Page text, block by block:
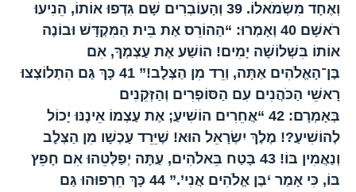
וְאֶחָד מִשְֹמֹאלוֹ. 39 וְהָעוֹבְרִים שָׁם גִּדְפוּ אוֹתוֹ, הֵנִיעוּ
רֹאשָׁם 40 וְאָמְרוּ: “הַהוֹרֵס אֶת בֵּית הַמִּקְדָּשׁ וּבוֹנֶה
אוֹתוֹ בִּשְׁלוֹשָׁה יָמִים! הוֹשַׁע אֶת עַצְמְךָ, אִם
בֶּן־הָאֱלֹהִים אַתָּה, וְרֵד מִן הַצְּלָב!” 41 כָּךְ גַּם הִתְלוֹצְצוּ
רָאשֵׁי הַכֹּהֲנִים עִם הַסּוֹפְרִים וְהַזְּקֵנִים
בְּאָמְרָם: 42 “אֲחֵרִים הוֹשִׁיעַ; אֶת עַצְמוֹ אֵינֶנּוּ יָכוֹל
לְהוֹשִׁיעַ?! מֶלֶךְ יִשְׂרָאֵל הוּא! שֶׁיֵּרֵד עַכְשָׁו מִן הַצְּלָב
וְנַאֲמִין בּוֹ! 43 בָּטַח בֵּאלֹהִים, עַתָּה יְפַלְּטֵהוּ אִם חָפֵץ
בּוֹ, כִּי אָמַר ‘בֶּן אֱלֹהִים אֲנִי’.” 44 כָּךְ חֵרְפוּהוּ גַּם